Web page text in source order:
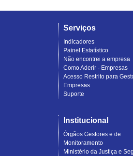
Serviços
Indicadores
Painel Estatístico
Não encontrei a empresa
Como Aderir - Empresas
Acesso Restrito para
Empresas
Suporte
Institucional
Órgãos Gestores e de
Monitoramento
Ministério da Justiça e